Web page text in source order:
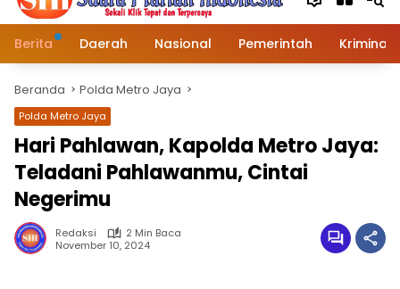
Berita Daerah Nasional Pemerintah Kriminal
Beranda Polda Metro Jaya
Polda Metro Jaya
Hari Pahlawan, Kapolda Metro Jaya:
Teladani Pahlawanmu, Cintai
Negerimu
Redaksi
2 Min Baca
November 10, 2024